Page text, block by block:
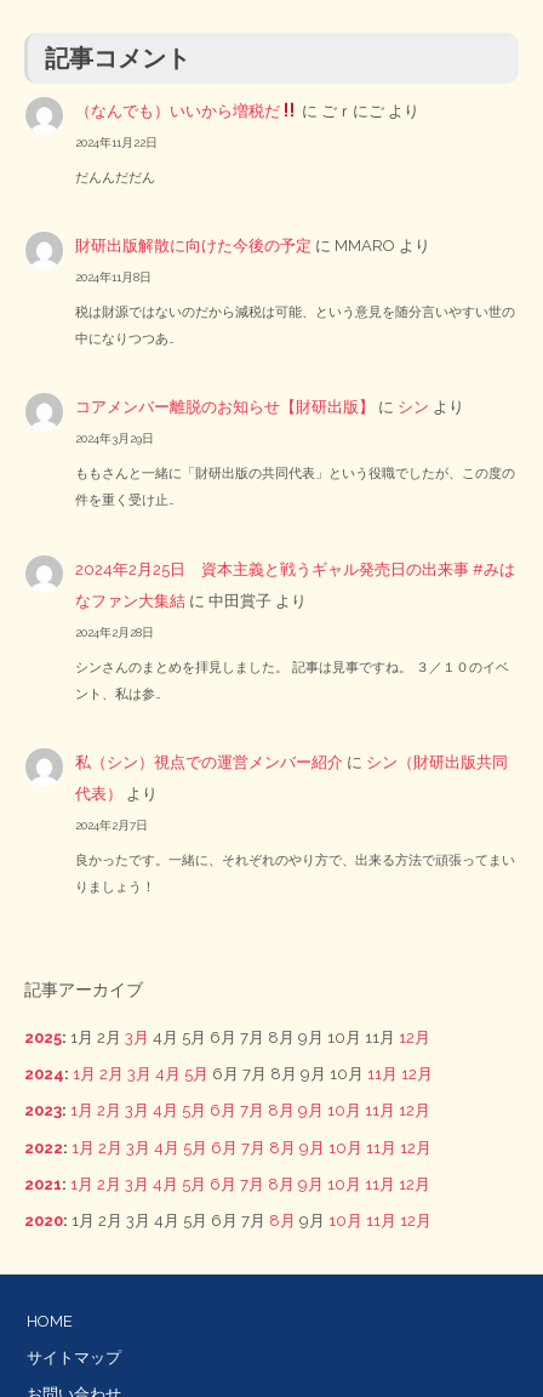
記事コメント
（なんでも）いいから増税だ に ごｒにご より
2024年11月22日
だんんだだん
財研出版解散に向けた今後の予定 に MMARO より
2024年11月8日
税は財源ではないのだから減税は可能、という意見を随分言いやすい世の
中になりつつあ…
コアメンバー離脱のお知らせ【財研出版】 に シン より
2024年3月29日
ももさんと一緒に「財研出版の共同代表」という役職でしたが、この度の
件を重く受け止…
2024年2月25日 資本主義と戦うギャル発売日の出来事 #みは
なファン大集結 に中田賞子 より
2024年2月28日
シンさんのまとめを拝見しました。 記事は見事ですね。 ３／１０のイベ
ント、私は参…
私（シン）視点での運営メンバー紹介 に シン（財研出版共同
代表）
より
2024年2月7日
良かったです。一緒に、それぞれのやり方で、出来る方法で頑張ってまい
りましょう！
記事アーカイブ
2025: 1月 2月 3月 4月 5月 6月 7月 8月 9月 10月 11月 12月
2024: 1月 2月 3月 4月 5月 6月 7月 8月 9月 10月 11月 12月
2023: 1月 2月 3月 4月 5月 6月 7月 8月 9月 10月 11月 12月
2022: 1月 2月 3月 4月 5月 6月 7月 8月 9月 10月 11月 12月
2021: 1月 2月 3月 4月 5月 6月 7月 8月 9月 10月 11月 12月
2020: 1月 2月 3月 4月 5月 6月 7月 8月 9月 10月 11月 12月
HOME
サイトマップ